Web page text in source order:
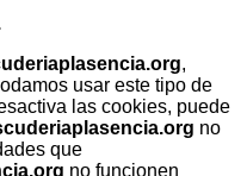
,
usar este tipo de
las cookies, puede
no
que
no funcionen